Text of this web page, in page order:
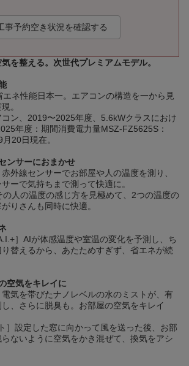
事予約空き状況を確認する
を整える。次世代プレミアムモデル。
ネ性能日本一。エアコンの構造を一から見
。
ン、2019〜2025年度、5.6kWクラスにおけ
年度：期間消費電力量MSZ-FZ5625S：
20日現在。
ンサーにおまかせ
外線センサーでお部屋や人の温度を測り、
ーで気持ちまで測って快適に。
人の温度の感じ方を見極めて、2つの温度の
りさんも同時に快適。
］AIが体感温度や室温の変化を予測し、ち
替えるから、あたためすぎず、省エネが続
空気をキレイに
気を帯びたナノレベルの水のミストが、有
、さらに脱臭も。お部屋の空気をキレイ
］設定した窓に向かって風を送った後、お部
ないように空気をかき混ぜて、換気をアシ